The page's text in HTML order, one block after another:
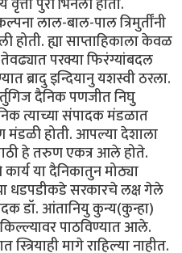
लाल-बाल-पाल त्रिमुर्तींनी
होती. ह्या साप्ताहिकाला केवळ
परक्या फिरंग्यांबदल
ब्रादु इन्दियानु यशस्वी ठरला.
दैनिक पणजीत निघु
त्याच्या संपादक मंडळात
होती. आपल्या देशाला
हे तरुण एकत्र आले होते.
या दैनिकातुन मोठ्या
धडपडीकडे सरकारचे लक्ष गेले
डॉ. आंतानियु कुन्य(कुन्हा)
पाठविण्यात आले.
मागे राहिल्या नाहीत.